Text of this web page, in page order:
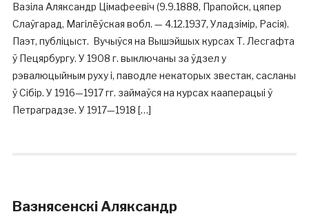
Вазіла Аляксандр Цімафеевіч (9.9.1888, Прапойск, цяпер
Слаўгарад, Магілёўская вобл. — 4.12.1937, Уладзімір, Расія).
Паэт, публіцыст. Вучыўся на Вышэйшых курсах Т. Лесгафта
ў Пецярбургу. У 1908 г. выключаны за ўдзел у
рэвалюцыйным руху і, паводле некаторых звестак, сасланы
ў Сібір. У 1916—1917 гг. займаўся на курсах кааперацыі ў
Петраградзе. У 1917—1918 […]
Вазнясенскі Аляксандр